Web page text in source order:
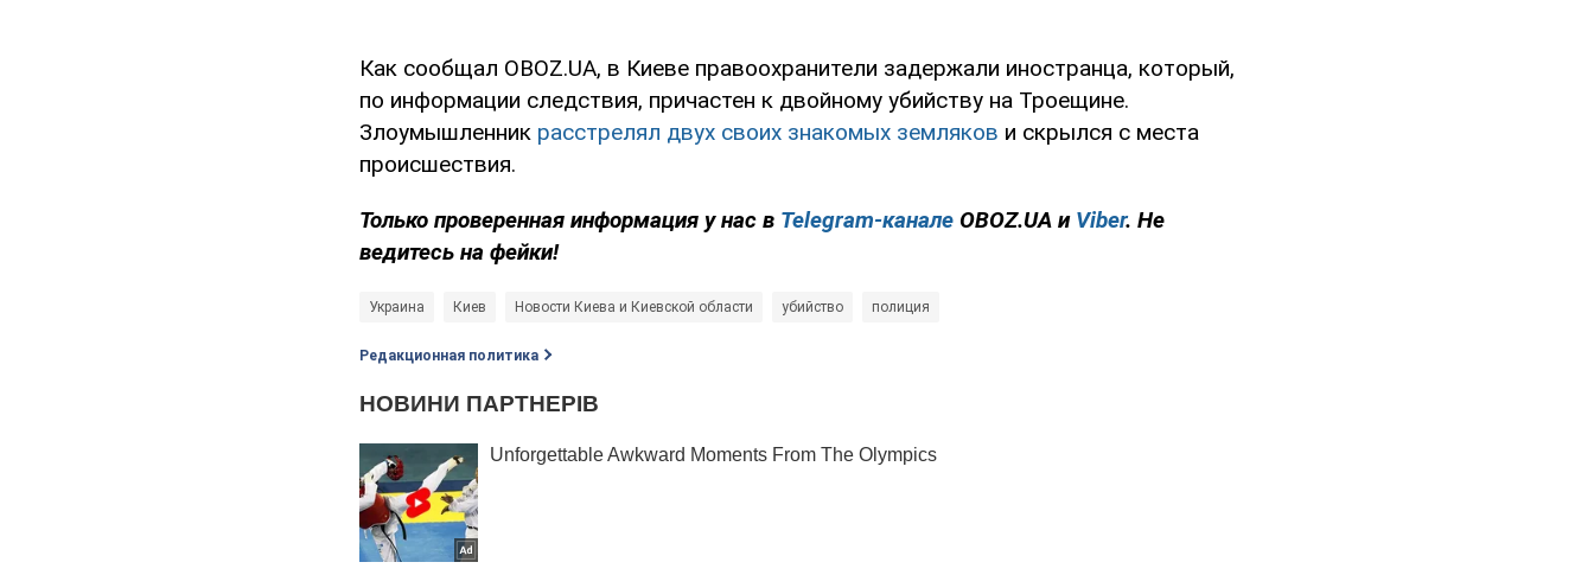
Как сообщал OBOZ.UA, в Киеве правоохранители задержали иностранца, который,
по информации следствия, причастен к двойному убийству на Троещине.
Злоумышленник расстрелял двух своих знакомых земляков и скрылся с места
происшествия.
Только проверенная информация у нас в Telegram-канале OBOZ.UA и Viber. Не
ведитесь на фейки!
Украина Киев Новости Киева и Киевской области убийство полиция
Редакционная политика